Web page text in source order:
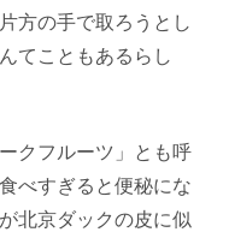
方の手で取ろうとし
てこともあるらし
クフルーツ」とも呼
べすぎると便秘にな
北京ダックの皮に似